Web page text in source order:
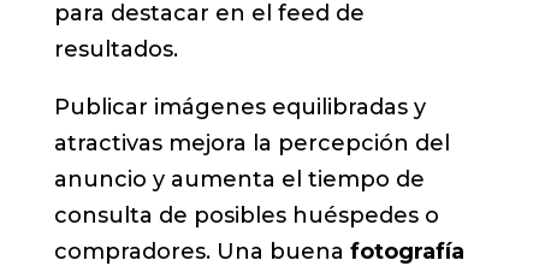
para destacar en el feed de
resultados.
Publicar imágenes equilibradas y
atractivas mejora la percepción del
anuncio y aumenta el tiempo de
consulta de posibles huéspedes o
compradores. Una buena fotografía